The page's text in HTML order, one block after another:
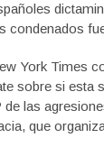
condenados
York Times
sobre si esta
las
que